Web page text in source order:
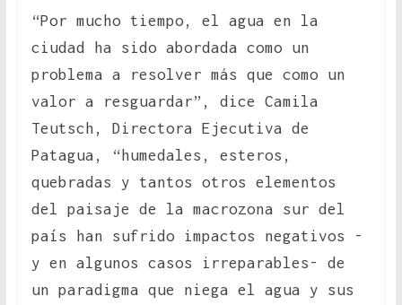
“Por mucho tiempo, el agua en la
ciudad ha sido abordada como un
problema a resolver más que como un
valor a resguardar”, dice Camila
Teutsch, Directora Ejecutiva de
Patagua, “humedales, esteros,
quebradas y tantos otros elementos
del paisaje de la macrozona sur del
país han sufrido impactos negativos -
y en algunos casos irreparables- de
un paradigma que niega el agua y sus